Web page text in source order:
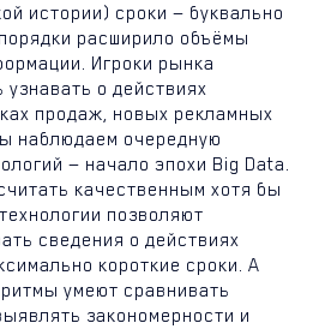
истории) сроки — буквально
расширило объёмы
Игроки рынка
о действиях
продаж, новых рекламных
наблюдаем очередную
— начало эпохи Big Data.
качественным хотя бы
позволяют
сведения о действиях
короткие сроки. А
умеют сравнивать
закономерности и